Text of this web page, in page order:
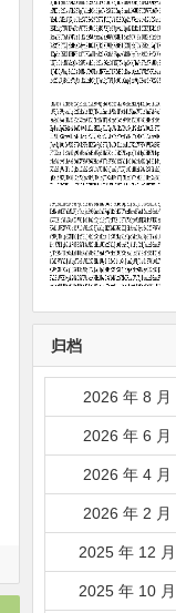
归档
2026 年 8 月
2026 年 6 月
2026 年 4 月
2026 年 2 月
2025 年 12 月
2025 年 10 月